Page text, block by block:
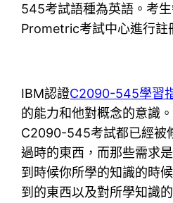
545考試語種為英語。考
Prometric考試中心進行註
IBM認證C2090-545學習
的能力和他對概念的意識
C2090-545考試都已經被
過時的東西，而那些需求
到時候你所學的知識的時
到的東西以及對所學知識